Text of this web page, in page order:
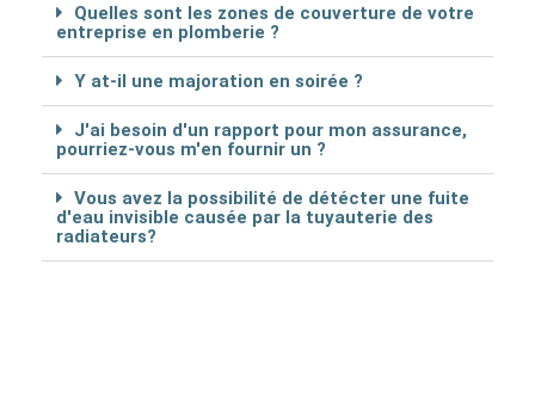
Quelles sont les zones de couverture de votre
entreprise en plomberie ?
Y at-il une majoration en soirée ?
J'ai besoin d'un rapport pour mon assurance,
pourriez-vous m'en fournir un ?
Vous avez la possibilité de détécter une fuite
d'eau invisible causée par la tuyauterie des
radiateurs?